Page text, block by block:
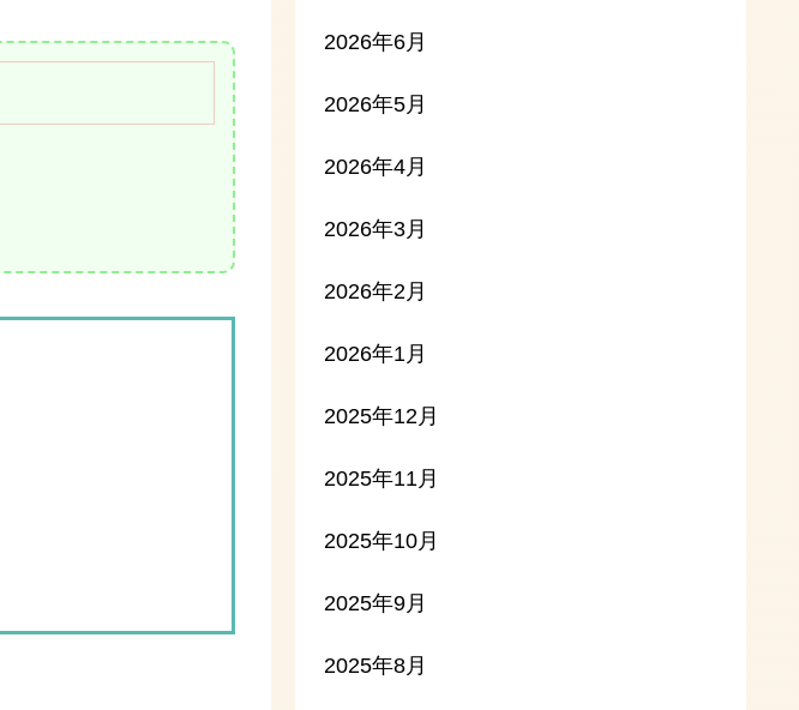
2026年6月
2026年5月
2026年4月
2026年3月
2026年2月
2026年1月
2025年12月
2025年11月
2025年10月
2025年9月
2025年8月